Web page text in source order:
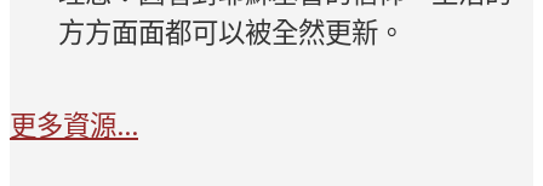
方方面面都可以被全然更新。
更多資源...